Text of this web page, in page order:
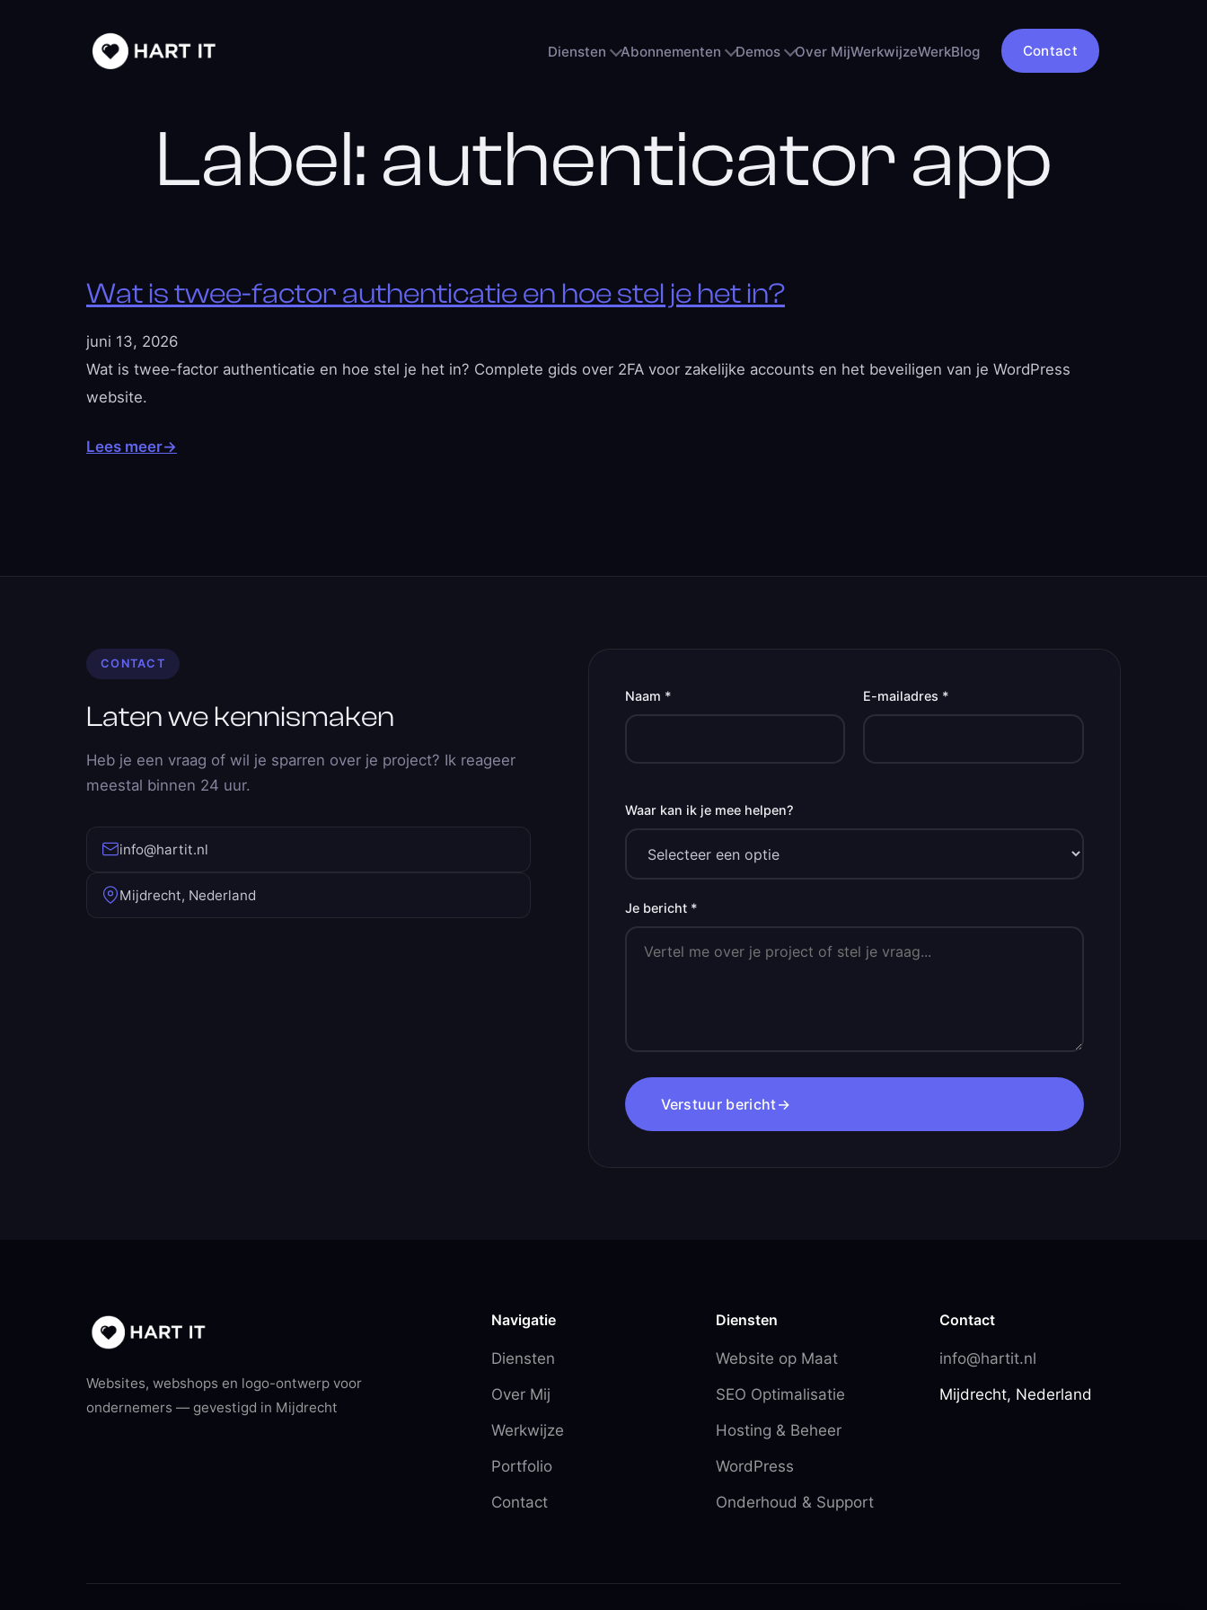
Diensten Abonnementen Demos Over MijWerkwijzeWerkBlog Contact
Label: authenticator app
Wat is twee-factor authenticatie en hoe stel je het in?
juni 13, 2026
Wat is twee-factor authenticatie en hoe stel je het in? Complete gids over 2FA voor zakelijke accounts en het beveiligen van je WordPress
website.
Lees meer→
CONTACT
Laten we kennismaken
Heb je een vraag of wil je sparren over je project? Ik reageer
meestal binnen 24 uur.
info@hartit.nl
Mijdrecht, Nederland
Naam * E-mailadres *
Waar kan ik je mee helpen?
Je bericht *
Verstuur bericht→
Websites, webshops en logo-ontwerp voor
ondernemers — gevestigd in Mijdrecht
Navigatie
Diensten
Over Mij
Werkwijze
Portfolio
Contact
Diensten
Website op Maat
SEO Optimalisatie
Hosting & Beheer
WordPress
Onderhoud & Support
Contact
info@hartit.nl
Mijdrecht, Nederland